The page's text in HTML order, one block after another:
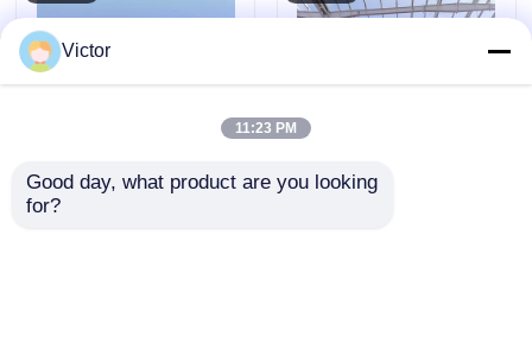
높은 강도 및 빠른 배달
Victor
11:23 PM
Good day, what product are you looking
for?